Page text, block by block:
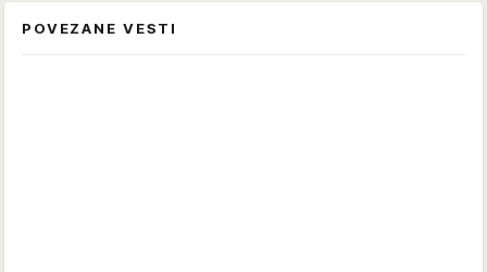
POVEZANE VESTI